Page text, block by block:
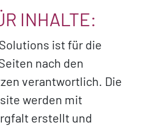
INHALTE:
ist für die
nach den
verantwortlich. Die
werden mit
erstellt und